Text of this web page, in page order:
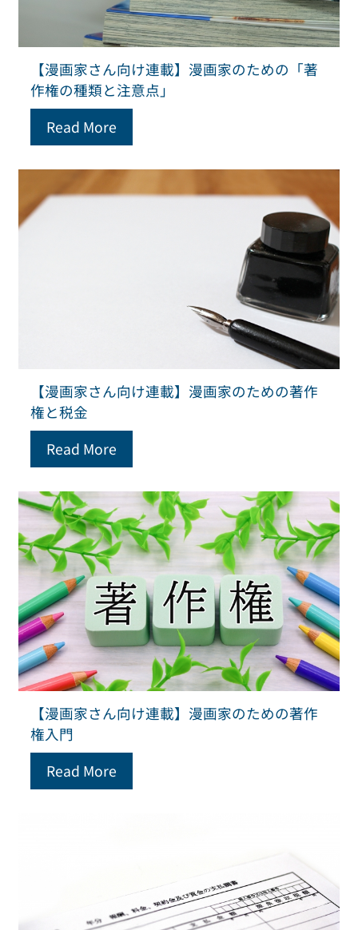
【漫画家さん向け連載】漫画家のための「著
作権の種類と注意点」
Read More
【漫画家さん向け連載】漫画家のための著作
権と税金
Read More
【漫画家さん向け連載】漫画家のための著作
権入門
Read More